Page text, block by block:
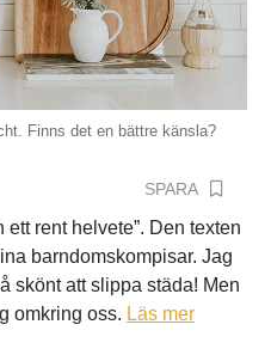
Finns det en bättre känsla?
SPARA
ett rent helvete”. Den texten
barndomskompisar. Jag
skönt att slippa städa! Men
omkring oss. Läs mer